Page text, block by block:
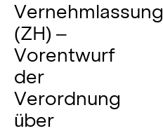
Vernehmlassung
(ZH) –
Vorentwurf
der
Verordnung
über